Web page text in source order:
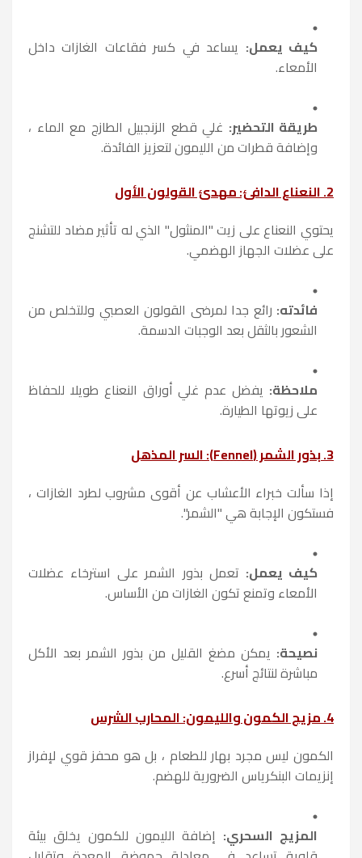
كيف يعمل: يساعد في كسر فقاعات الغازات داخل
الأمعاء.
طريقة التحضير: غلي قطع الزنجبيل الطازج مع الماء ،
وإضافة قطرات من الليمون لتعزيز الفائدة.
2. النعناع الدافئ: مهدئ القولون الأول
يحتوي النعناع على زيت "المنثول" الذي له تأثير مضاد للتشنج
على عضلات الجهاز الهضمي.
فائدته: رائع جدا لمرضى القولون العصبي وللتخلص من
الشعور بالثقل بعد الوجبات الدسمة.
ملاحظة: يفضل عدم غلي أوراق النعناع طويلا للحفاظ
على زيوتها الطيارة.
3. بذور الشمر (Fennel): السر المذهل
إذا سألت خبراء الأعشاب عن أقوى مشروب لطرد الغازات ،
فستكون الإجابة هي "الشمر".
كيف يعمل: تعمل بذور الشمر على استرخاء عضلات
الأمعاء وتمنع تكون الغازات من الأساس.
نصيحة: يمكن مضغ القليل من بذور الشمر بعد الأكل
مباشرة لنتائج أسرع.
4. مزيج الكمون والليمون: المحارب الشرس
الكمون ليس مجرد بهار للطعام ، بل هو محفز قوي لإفراز
إنزيمات البنكرياس الضرورية للهضم.
المزيج السحري: إضافة الليمون للكمون يخلق بيئة